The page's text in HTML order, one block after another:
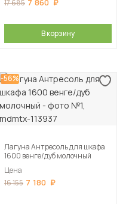
17 685 7 860
В корзину
-56%
Лагуна Антресоль для шкафа
1600 венге/дуб молочный
Цена
16 155 7 180